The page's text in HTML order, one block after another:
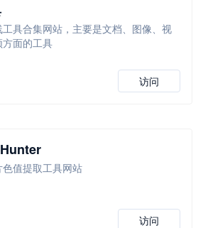
具合集网站，主要是文档、图像、视
面的工具
访问
值提取工具网站
访问